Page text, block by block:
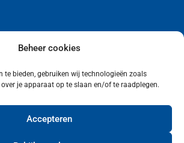
Beheer cookies
te bieden, gebruiken wij technologieën zoals
je apparaat op te slaan en/of te raadplegen.
Accepteren
(EU)